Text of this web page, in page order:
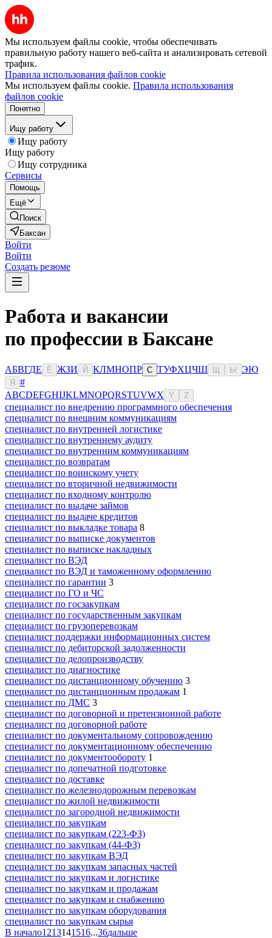
Мы используем файлы cookie, чтобы обеспечивать
правильную работу нашего веб-сайта и анализировать сетевой
трафик.
Правила использования файлов cookie
Мы используем файлы cookie. Правила использования
файлов cookie
Понятно
Ищу работу
Ищу работу
Ищу работу
Ищу сотрудника
Сервисы
Помощь
Ещё
Поиск
Баксан
Войти
Войти
Создать резюме
Работа и вакансии
по профессии в Баксане
АБВГДЕ Ё ЖЗИ Й КЛМНОПР С ТУФХЦЧШ Ы ЭЮ
Я
#
ABCDEFGHIJKLMNOPQRSTUVWX Y Z
специалист по внедрению программного обеспечения
специалист по внешним коммуникациям
специалист по внутренней логистике
специалист по внутреннему аудиту
специалист по внутренним коммуникациям
специалист по возвратам
специалист по воинскому учету
специалист по вторичной недвижимости
специалист по входному контролю
специалист по выдаче займов
специалист по выдаче кредитов
специалист по выкладке товара 8
специалист по выписке документов
специалист по выписке накладных
специалист по ВЭД
специалист по ВЭД и таможенному оформлению
специалист по гарантии 3
специалист по ГО и ЧС
специалист по госзакупкам
специалист по государственным закупкам
специалист по грузоперевозкам
специалист поддержки информационных систем
специалист по дебиторской задолженности
специалист по делопроизводству
специалист по диагностике
специалист по дистанционному обучению 3
специалист по дистанционным продажам 1
специалист по ДМС 3
специалист по договорной и претензионной работе
специалист по договорной работе
специалист по документальному сопровождению
специалист по документационному обеспечению
специалист по документообороту 1
специалист по допечатной подготовке
специалист по доставке
специалист по железнодорожным перевозкам
специалист по жилой недвижимости
специалист по загородной недвижимости
специалист по закупкам
специалист по закупкам (223-ФЗ)
специалист по закупкам (44-ФЗ)
специалист по закупкам ВЭД
специалист по закупкам запасных частей
специалист по закупкам и логистике
специалист по закупкам и продажам
специалист по закупкам и снабжению
специалист по закупкам оборудования
специалист по закупкам сырья
В начало1213141516...36дальше